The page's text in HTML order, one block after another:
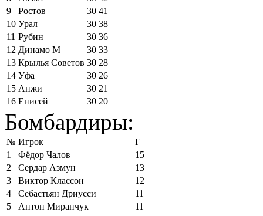
9
Ростов 30 41
10 Урал 30 38
11 Рубин 30 36
12 Динамо М 30 33
13 Крылья Советов 30 28
14 Уфа 30 26
15 Анжи 30 21
16 Енисей 30 20
Бомбардиры:
№ Игрок
Г
1
Фёдор Чалов
15
2
Сердар Азмун
13
3
Виктор Классон
12
4
Себастьян Дриусси
11
5
Антон Миранчук
11